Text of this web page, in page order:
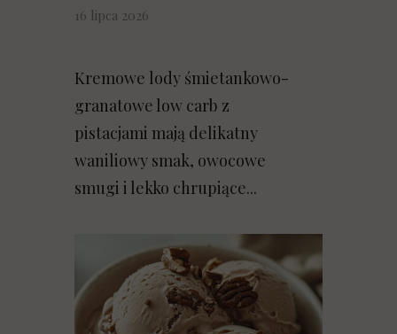
16 lipca 2026
Kremowe lody śmietankowo-
granatowe low carb z
pistacjami mają delikatny
waniliowy smak, owocowe
smugi i lekko chrupiące...